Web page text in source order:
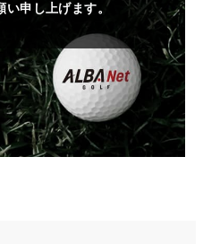
い申し上げます。